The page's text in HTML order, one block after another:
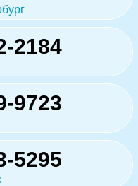
2184
9723
5295